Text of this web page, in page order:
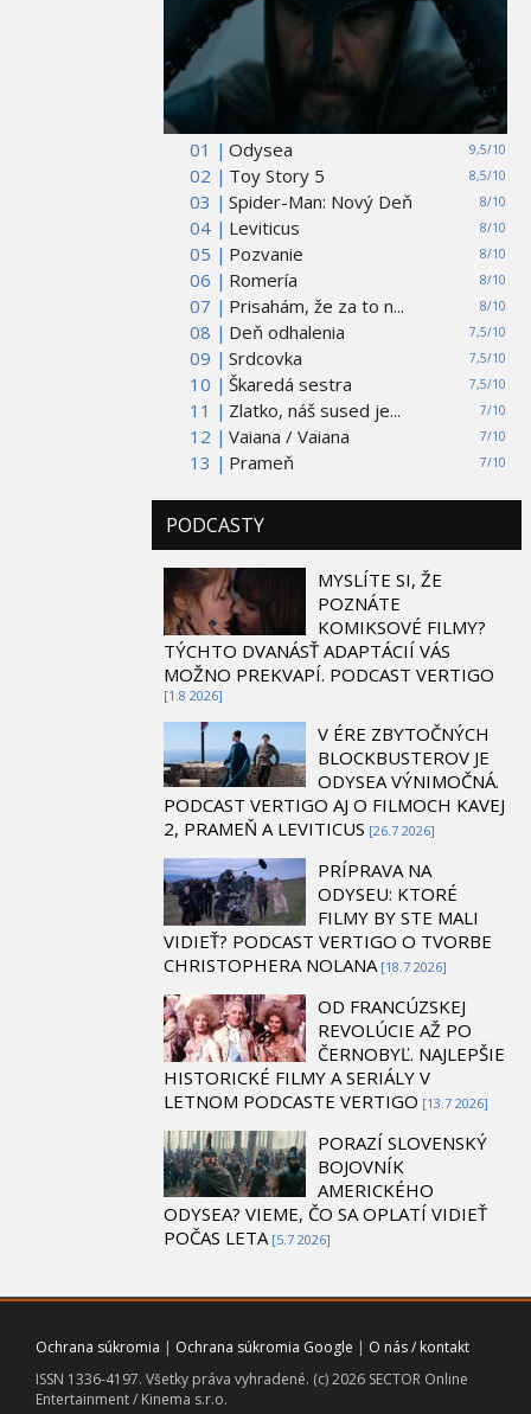
01 | 9,5/10
Odysea
02 |
8,5/10
Toy Story 5
03 |
8/10
Spider-Man: Nový Deň
04 |
8/10
Leviticus
05 |
8/10
Pozvanie
06 |
8/10
Romería
07 |
8/10
Prisahám, že za to n...
08 |
7,5/10
Deň odhalenia
09 |
7,5/10
Srdcovka
10 |
7,5/10
Škaredá sestra
11 |
7/10
Zlatko, náš sused je...
12 |
7/10
Vaiana / Vaiana
13 |
7/10
Prameň
PODCASTY
MYSLÍTE SI, ŽE
POZNÁTE
KOMIKSOVÉ FILMY?
TÝCHTO DVANÁSŤ ADAPTÁCIÍ VÁS
MOŽNO PREKVAPÍ. PODCAST VERTIGO
[1.8 2026]
V ÉRE ZBYTOČNÝCH
BLOCKBUSTEROV JE
ODYSEA VÝNIMOČNÁ.
PODCAST VERTIGO AJ O FILMOCH KAVEJ
2, PRAMEŇ A LEVITICUS [26.7 2026]
PRÍPRAVA NA
ODYSEU: KTORÉ
FILMY BY STE MALI
VIDIEŤ? PODCAST VERTIGO O TVORBE
CHRISTOPHERA NOLANA [18.7 2026]
OD FRANCÚZSKEJ
REVOLÚCIE AŽ PO
ČERNOBYĽ. NAJLEPŠIE
HISTORICKÉ FILMY A SERIÁLY V
LETNOM PODCASTE VERTIGO [13.7 2026]
PORAZÍ SLOVENSKÝ
BOJOVNÍK
AMERICKÉHO
ODYSEA? VIEME, ČO SA OPLATÍ VIDIEŤ
POČAS LETA [5.7 2026]
Ochrana súkromia | Ochrana súkromia Google | O nás / kontakt
ISSN 1336-4197. Všetky práva vyhradené. (c) 2026 SECTOR Online
Entertainment / Kinema s.r.o.